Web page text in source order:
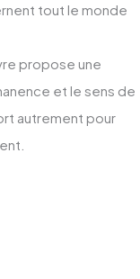
tout le monde
propose une
et le sens de
autrement pour